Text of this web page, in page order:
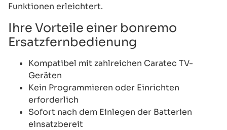
Funktionen erleichtert.
Ihre Vorteile einer bonremo
Ersatzfernbedienung
Kompatibel mit zahlreichen Caratec TV-
Geräten
Kein Programmieren oder Einrichten
erforderlich
Sofort nach dem Einlegen der Batterien
einsatzbereit